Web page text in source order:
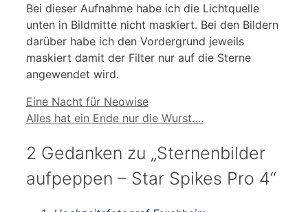
Bei dieser Aufnahme habe ich die Lichtquelle
unten in Bildmitte nicht maskiert. Bei den Bildern
darüber habe ich den Vordergrund jeweils
maskiert damit der Filter nur auf die Sterne
angewendet wird.
Eine Nacht für Neowise
Alles hat ein Ende nur die Wurst….
2 Gedanken zu „Sternenbilder
aufpeppen – Star Spikes Pro 4“